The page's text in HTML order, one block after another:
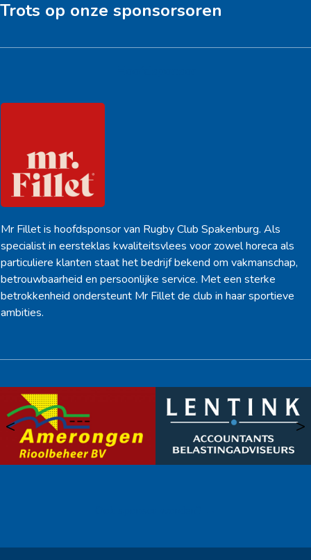
Trots op onze sponsorsoren
Mr Fillet is hoofdsponsor van Rugby Club Spakenburg. Als
specialist in eersteklas kwaliteitsvlees voor zowel horeca als
particuliere klanten staat het bedrijf bekend om vakmanschap,
betrouwbaarheid en persoonlijke service. Met een sterke
betrokkenheid ondersteunt Mr Fillet de club in haar sportieve
ambities.
< >